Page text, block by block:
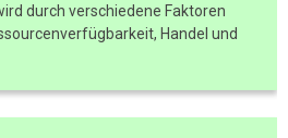
durch verschiedene Faktoren
Handel und